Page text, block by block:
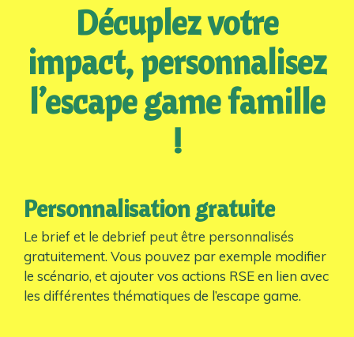
Décuplez votre
impact, personnalisez
l’escape game famille
!
Personnalisation gratuite
Le brief et le debrief peut être personnalisés
gratuitement. Vous pouvez par exemple modifier
le scénario, et ajouter vos actions RSE en lien avec
les différentes thématiques de l’escape game.